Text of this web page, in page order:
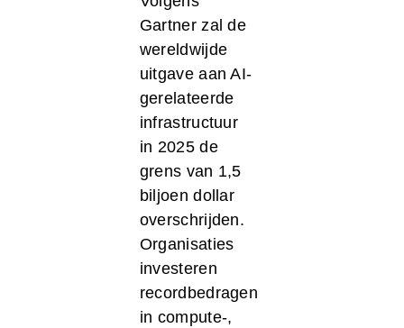
Gartner zal de
wereldwijde
uitgave aan AI-
gerelateerde
infrastructuur
in 2025 de
grens van 1,5
biljoen dollar
overschrijden.
Organisaties
investeren
recordbedragen
in compute-,